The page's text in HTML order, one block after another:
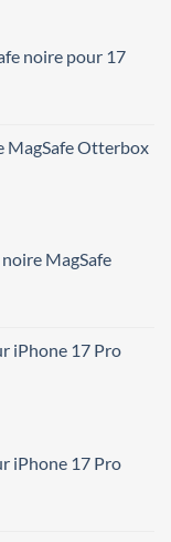
noire pour 17
MagSafe Otterbox
MagSafe
iPhone 17 Pro
iPhone 17 Pro